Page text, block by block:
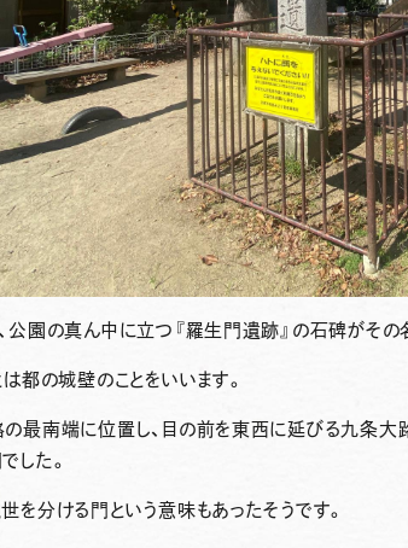
公園の真ん中に立つ『羅生門遺跡』の石碑がその
は都の城壁のことをいいます。
最南端に位置し、目の前を東西に延びる九条大
した。
を分ける門という意味もあったそうです。